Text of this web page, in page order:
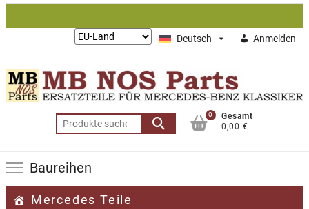
Zum
Deutsch Anmelden
Lieferung
Suchen
nach:
0
Gesamt
0,00 €
Baureihen
Mercedes Teile